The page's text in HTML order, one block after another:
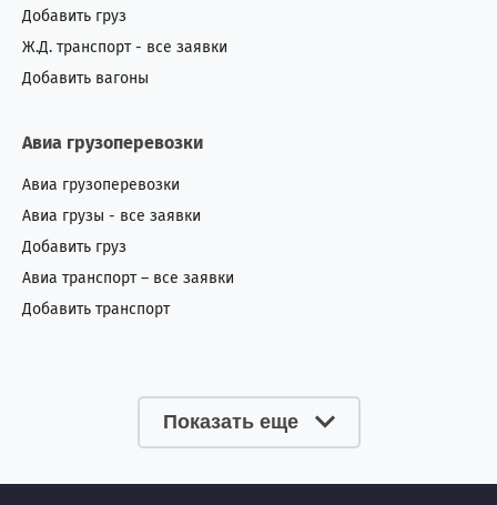
Добавить груз
Ж.Д. транспорт - все заявки
Добавить вагоны
Авиа грузоперевозки
Авиа грузоперевозки
Авиа грузы - все заявки
Добавить груз
Авиа транспорт – все заявки
Добавить транспорт
Показать еще